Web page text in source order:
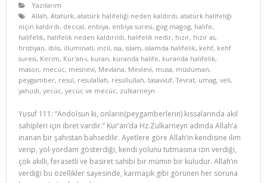
Yazılarım
Allah, Atatürk, atatürk halifeliği neden kaldırdı, atatürk halifeliği
niçin kaldırdı, deccal, enbiya, enbiya suresi, gog magog, halife,
halifelik, halifelik neden kaldırıldı, halifelik nedir, hızır, hızır as,
hristiyan, iblis, illuminati, incil, isa, islam, islamda halifelik, kehf, kehf
suresi, Kerim, Kur'an-ı, kuran, kuranda halife, kuranda halifelik,
mason, mecüc, mesnevi, Mevlana, Mevlevi, musa, müslüman,
peygamber, resul, resulallah, resüllullah, tasavvuf,Tevrat, umag, veli,
yahudi, yecüc, yecüc ve mecüc, zulkarneyn
Yusuf 111: “Andolsun ki, onların(peygamberlerin) kıssalarında akıl
sahipleri için ibret vardır.” Kur’an’da Hz.Zulkarneyn adında Allah’a
inanan bir şahıstan bahsedilir. Ayetlere göre Allah’ın kendisine ilim
verip, yol-yordam gösterdiği, kendi yolunu tutmasına izin verdiği,
çok akıllı, ferasetli ve basiret sahibi bir mümin bir kuludur. Allah’ın
verdiği bu özellikler sayesinde, karmaşık gibi görünen her soruna